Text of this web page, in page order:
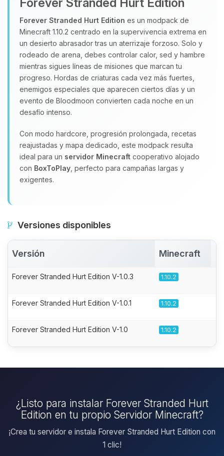
Forever Stranded Hurt Edition es un modpack de
Minecraft 1.10.2 centrado en la supervivencia extrema en
un desierto abrasador tras un aterrizaje forzoso. Solo y
rodeado de arena, debes controlar calor, sed y hambre
mientras sigues líneas de misiones que marcan tu
progreso. Hordas de criaturas cada vez más fuertes,
enemigos especiales que aparecen ciertos días y un
evento de Bloodmoon convierten cada noche en un
desafío intenso.
Con modo hardcore, progresión prolongada, recetas
reajustadas y mapa dedicado, este modpack resulta
ideal para un servidor Minecraft cooperativo alojado
con BoxToPlay , perfecto para campañas largas y
exigentes.
Versiones disponibles
Versión Minecraft
Forever Stranded Hurt Edition V-1.0.3 1.10.2
Forever Stranded Hurt Edition V-1.0.1 1.10.2
Forever Stranded Hurt Edition V-1.0 1.10.2
¿Listo para instalar Forever Stranded Hurt
Edition en tu propio Servidor Minecraft?
¡Crea tu servidor e instala Forever Stranded Hurt Edition con
1 clic!